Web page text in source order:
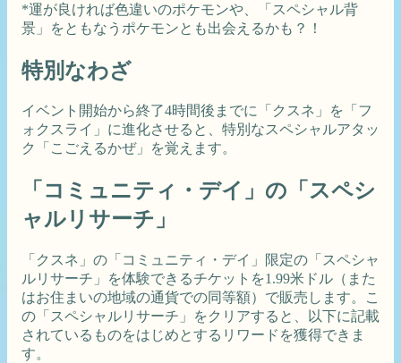
*運が良ければ色違いのポケモンや、「スペシャル背
景」をともなうポケモンとも出会えるかも？！
特別なわざ
イベント開始から終了4時間後までに「クスネ」を「フ
ォクスライ」に進化させると、特別なスペシャルアタッ
ク「こごえるかぜ」を覚えます。
「コミュニティ・デイ」の「スペシ
ャルリサーチ」
「クスネ」の「コミュニティ・デイ」限定の「スペシャ
ルリサーチ」を体験できるチケットを1.99米ドル（また
はお住まいの地域の通貨での同等額）で販売します。こ
の「スペシャルリサーチ」をクリアすると、以下に記載
されているものをはじめとするリワードを獲得できま
す。